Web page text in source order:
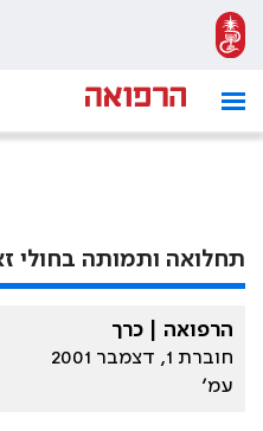
תחלואה ותמותה בחולי
הרפואה | כרך
חוברת 1, דצמבר 2001
עמ׳